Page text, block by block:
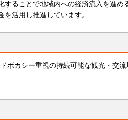
することで地域内への経済流入を進
を活用し推進しています。
ボカシー重視の持続可能な観光・交流